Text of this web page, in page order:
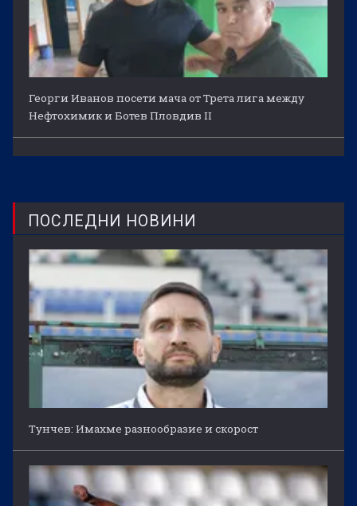
Георги Иванов посети мача от Трета лига между
Нефтохимик и Ботев Пловдив II
ПОСЛЕДНИ НОВИНИ
Тунчев: Имахме разнообразие и скорост